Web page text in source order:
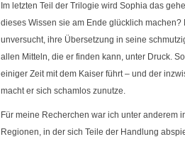
Im letzten Teil der Trilogie wird Sophia das
dieses Wissen sie am Ende glücklich
unversucht, ihre Übersetzung in seine
allen Mitteln, die er finden kann, unter Druck.
einiger Zeit mit dem Kaiser führt – und der
macht er sich schamlos zunutze.
Für meine Recherchen war ich unter anderem
Regionen, in der sich Teile der Handlung